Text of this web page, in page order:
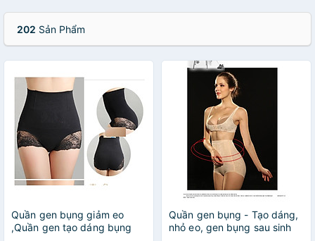
202 Sản Phẩm
Quần gen bụng giảm eo
,Quần gen tạo dáng bụng
Quần gen bụng - Tạo dáng,
nhỏ eo, gen bụng sau sinh